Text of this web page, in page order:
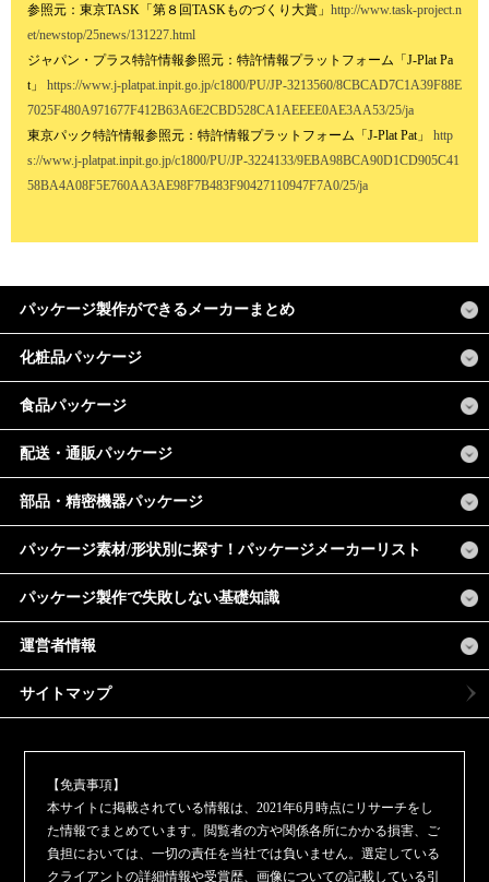
参照元：東京TASK「第８回TASKものづくり大賞」 http://www.task-project.n
et/newstop/25news/131227.html
ジャパン・プラス特許情報参照元：特許情報プラットフォーム「J-Plat Pa
t」
https://www.j-platpat.inpit.go.jp/c1800/PU/JP-3213560/8CBCAD7C1A39F88E
7025F480A971677F412B63A6E2CBD528CA1AEEEE0AE3AA53/25/ja
東京パック特許情報参照元：特許情報プラットフォーム「J-Plat Pat」
http
s://www.j-platpat.inpit.go.jp/c1800/PU/JP-3224133/9EBA98BCA90D1CD905C41
58BA4A08F5E760AA3AE98F7B483F90427110947F7A0/25/ja
パッケージ製作ができるメーカーまとめ
化粧品パッケージ
食品パッケージ
配送・通販パッケージ
部品・精密機器パッケージ
パッケージ素材/形状別に探す！パッケージメーカーリスト
パッケージ製作で失敗しない基礎知識
運営者情報
サイトマップ
【免責事項】
本サイトに掲載されている情報は、2021年6月時点にリサーチをし
た情報でまとめています。閲覧者の方や関係各所にかかる損害、ご
負担においては、一切の責任を当社では負いません。選定している
クライアントの詳細情報や受賞歴、画像についての記載している引